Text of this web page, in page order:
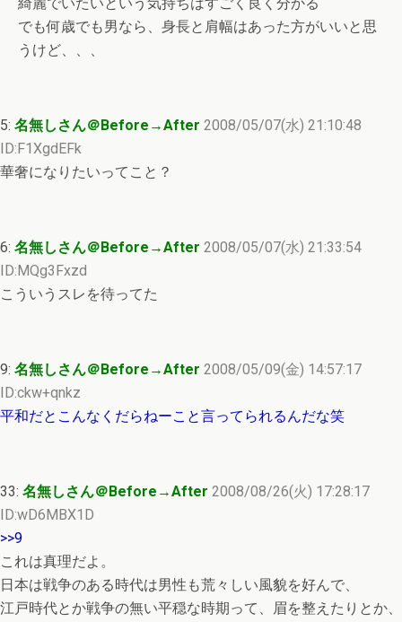
でも何歳でも男なら、身長と肩幅はあった方がいいと思
うけど、、、
5: 名無しさん＠Before→After 2008/05/07(水) 21:10:48
ID:F1XgdEFk
華奢になりたいってこと？
6: 名無しさん＠Before→After 2008/05/07(水) 21:33:54
ID:MQg3Fxzd
こういうスレを待ってた
9: 名無しさん＠Before→After 2008/05/09(金) 14:57:17
ID:ckw+qnkz
平和だとこんなくだらねーこと言ってられるんだな笑
33: 名無しさん＠Before→After 2008/08/26(火) 17:28:17
ID:wD6MBX1D
>>9
これは真理だよ。
日本は戦争のある時代は男性も荒々しい風貌を好んで、
江戸時代とか戦争の無い平穏な時期って、眉を整えたりとか、